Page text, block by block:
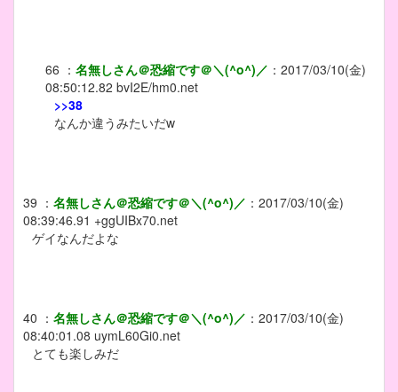
66 ： 名無しさん＠恐縮です＠＼(^o^)／ ： 2017/03/10(金)
08:50:12.82 bvI2E/hm0.net
>>38
なんか違うみたいだw
39 ： 名無しさん＠恐縮です＠＼(^o^)／ ： 2017/03/10(金)
08:39:46.91 +ggUIBx70.net
ゲイなんだよな
40 ： 名無しさん＠恐縮です＠＼(^o^)／ ： 2017/03/10(金)
08:40:01.08 uymL60Gi0.net
とても楽しみだ